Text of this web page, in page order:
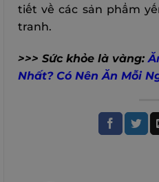
tiết về các sản phẩm
tranh.
>>> Sức khỏe là vàng:
Nhất? Có Nên Ăn Mỗi